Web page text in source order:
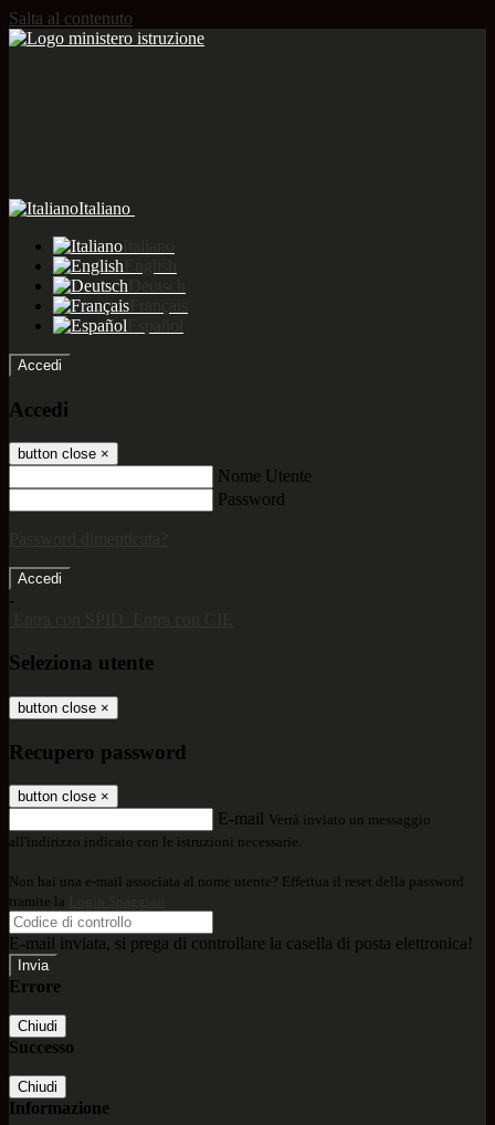
Salta al contenuto
Italiano
Accedi
Accedi
button close ×
Nome Utente
Password
-
Seleziona utente
button close ×
Recupero password
button close ×
E-mail Verrà inviato un messaggio
all'indirizzo indicato con le istruzioni necessarie.
Non hai una e-mail associata al nome utente? Effettua il reset della password
tramite la
E-mail inviata, si prega di controllare la casella di posta elettronica!
Errore
Chiudi
Successo
Chiudi
Informazione